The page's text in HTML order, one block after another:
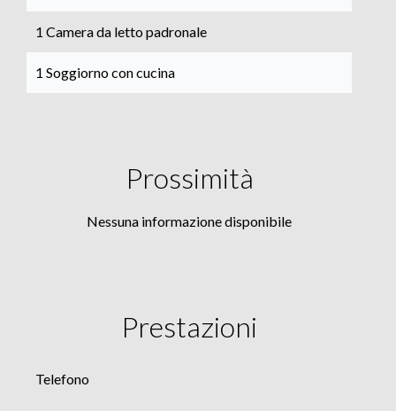
1 Camera da letto padronale
1 Soggiorno con cucina
Prossimità
Nessuna informazione disponibile
Prestazioni
Telefono